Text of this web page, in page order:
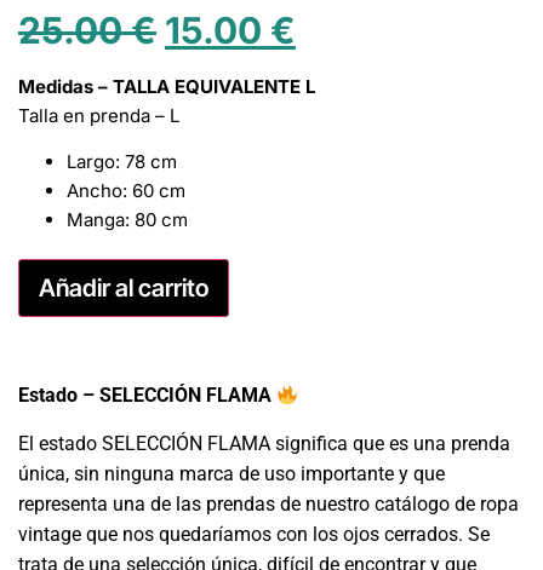
25.00€ 15.00 €
Medidas – TALLA EQUIVALENTE L
Talla en prenda – L
Largo: 78 cm
Ancho: 60 cm
Manga: 80 cm
Añadir al carrito
Estado – SELECCIÓN FLAMA
El estado SELECCIÓN FLAMA significa que es una prenda
única, sin ninguna marca de uso importante y que
representa una de las prendas de nuestro catálogo de ropa
vintage que nos quedaríamos con los ojos cerrados. Se
trata de una selección única, difícil de encontrar y que